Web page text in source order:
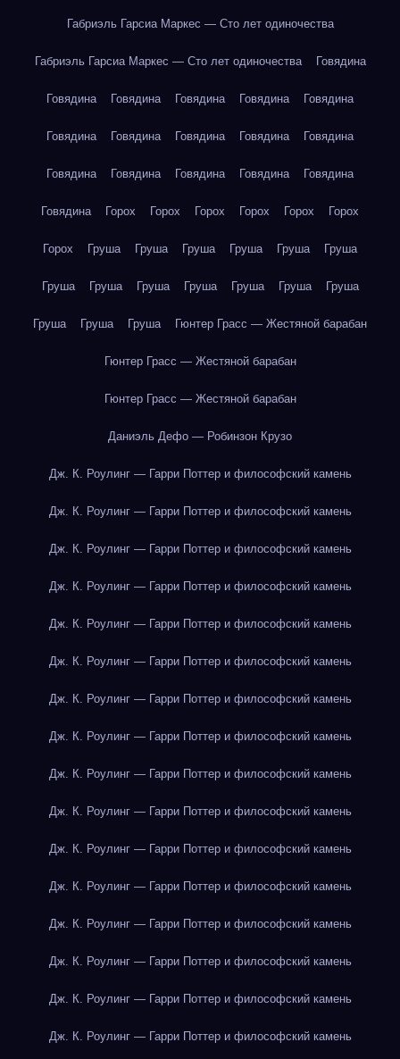
Габриэль Гарсиа Маркес — Сто лет одиночества
Габриэль Гарсиа Маркес — Сто лет одиночества Говядина
Говядина Говядина Говядина Говядина Говядина
Говядина Говядина Говядина Говядина Говядина
Говядина Говядина Говядина Говядина Говядина
Говядина Горох Горох Горох Горох Горох Горох
Горох Груша Груша Груша Груша Груша Груша
Груша Груша Груша Груша Груша Груша Груша
Груша Груша Груша Гюнтер Грасс — Жестяной барабан
Гюнтер Грасс — Жестяной барабан
Гюнтер Грасс — Жестяной барабан
Даниэль Дефо — Робинзон Крузо
Дж. К. Роулинг — Гарри Поттер и философский камень
Дж. К. Роулинг — Гарри Поттер и философский камень
Дж. К. Роулинг — Гарри Поттер и философский камень
Дж. К. Роулинг — Гарри Поттер и философский камень
Дж. К. Роулинг — Гарри Поттер и философский камень
Дж. К. Роулинг — Гарри Поттер и философский камень
Дж. К. Роулинг — Гарри Поттер и философский камень
Дж. К. Роулинг — Гарри Поттер и философский камень
Дж. К. Роулинг — Гарри Поттер и философский камень
Дж. К. Роулинг — Гарри Поттер и философский камень
Дж. К. Роулинг — Гарри Поттер и философский камень
Дж. К. Роулинг — Гарри Поттер и философский камень
Дж. К. Роулинг — Гарри Поттер и философский камень
Дж. К. Роулинг — Гарри Поттер и философский камень
Дж. К. Роулинг — Гарри Поттер и философский камень
Дж. К. Роулинг — Гарри Поттер и философский камень